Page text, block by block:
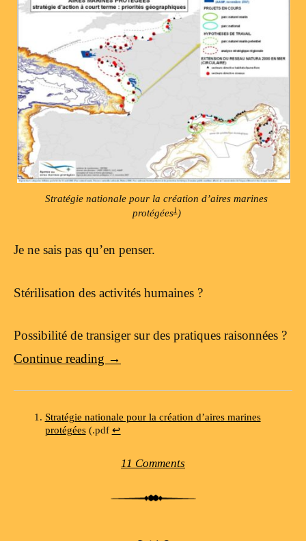
Stratégie nationale pour la création d’aires marines
protégées1)
Je ne sais pas qu’en penser.
Stérilisation des activités humaines ?
Possibilité de transiger sur des pratiques raisonnées ?
Continue reading →
Stratégie nationale pour la création d’aires marines
protégées(.pdf ↩
11 Comments